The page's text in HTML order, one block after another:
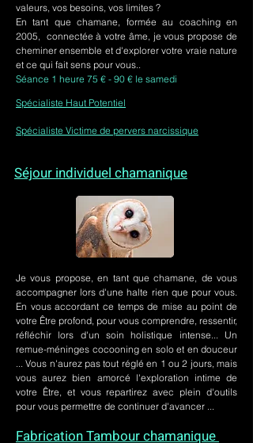
valeurs, vos besoins, vos limites ?
En tant que chamane, formée au coaching en
2005, connectée à votre âme, je vous propose de
cheminer ensemble et d'explorer votre vraie nature
et ce qui fait sens pour vous..
Séance 1 heure 75 € - 90 € le samedi
Spécialiste Haut Potentiel
Spécialiste Victime de pervers narcissique
Séjour individuel chamanique
Je vous propose, en tant que chamane, de vous
accompagner lors d'une halte rien que pour vous.
En vous accordant ce temps de mise au point de
votre Être profond, pour vous comprendre, ressentir,
réfléchir lors d'un soin holistique intense... Un
remue-méninges cocooning en solo et en douceur
... Vous n'aurez pas tout réglé en 1 ou 2 jours, mais
vous aurez bien amorcé l'exploration intime de
votre Être, et vous repartirez avec plein d'outils
pour vous permettre de continuer d'avancer ...
Fabrication Tambour chamanique